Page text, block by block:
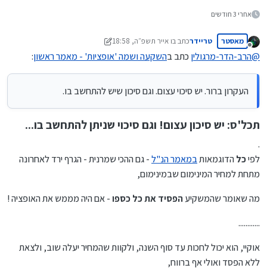
אחרי 3 חודשים
מנותק
מאסטר טריידרכתב בו אייר תשפ״ה, 18:58
נערך לאחרונה על ידי טריידרז ניסן תשפ״ה, 20:06
@הרב-הדר-מרגוליןכתב בהשקעה ושמה 'אופציות' - מאמר ראשון:
העקרון ברור. יש סיכוי עצום. וגם סיכון שיש להתחשב בו.
תכל'ס: יש סיכון עצום! וגם סיכוי שניתן להתחשב בו...
.
לפיכלהדוגמאותבמאמר הנ"ל- גם ההכי שמרנית - הגרף ירד לאחרונה
מתחת למחיר המינימום שבמינימום,
מה שאומר שהמשקיעהפסיד את כל כספו- אם היה מממש את האופציה !
............
אוקיי, הוא יכול לחכות עד סוף השנה, ולקוות שהמחיר יעלה שוב, ולצאת
ללא הפסד ואולי אף ברווח,